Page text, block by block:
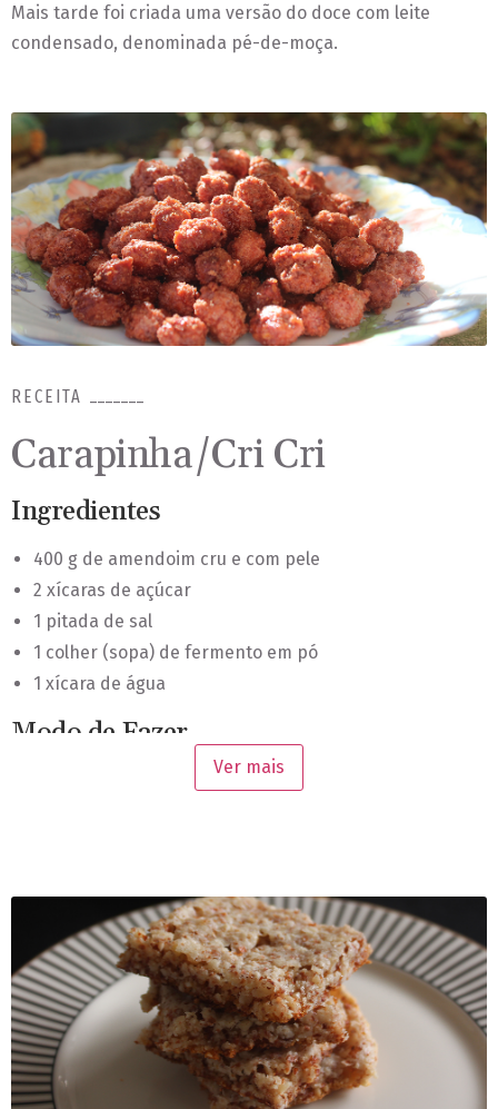
Mais tarde foi criada uma versão do doce com leite
condensado, denominada pé-de-moça.
RECEITA
Carapinha/Cri Cri
Ingredientes
400 g de amendoim cru e com pele
2 xícaras de açúcar
1 pitada de sal
1 colher (sopa) de fermento em pó
1 xícara de água
Modo de Fazer
esteja todo corpo. Retire da panela e deixe esfriar, para
que fique bem crocante.
Ver mais